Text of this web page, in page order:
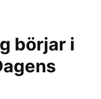
börjar i